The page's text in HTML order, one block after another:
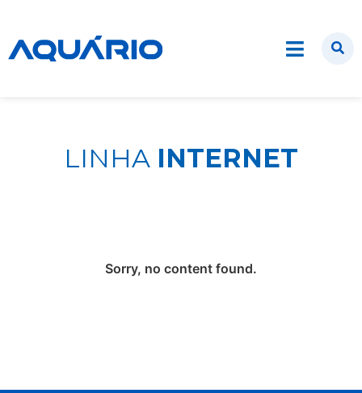
LINHA INTERNET
Sorry, no content found.